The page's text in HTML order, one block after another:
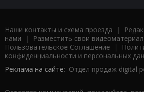
Наши контакты и схема проезда |
нами | Разместить свои
Пользовательское Соглашение |
конфиденциальности и персональных
Реклама на сайте: Отдел продаж digital